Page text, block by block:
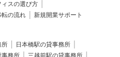
スの選び方
転の流れ 新規開業サポート
所
日本橋駅の貸事務所
事務所
三越前駅の貸事務所